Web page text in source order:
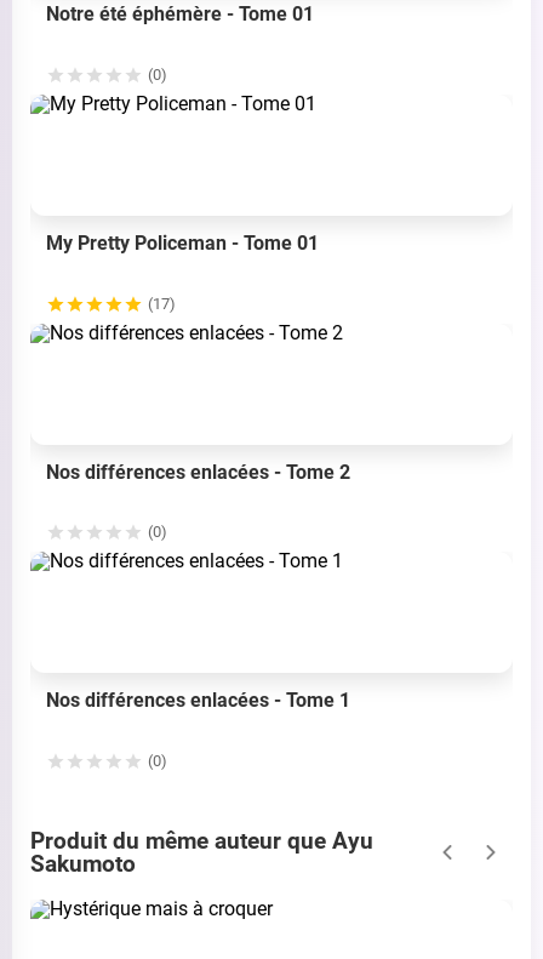
Notre été éphémère - Tome 01
(0)
My Pretty Policeman - Tome 01
(17)
Nos différences enlacées - Tome 2
(0)
Nos différences enlacées - Tome 1
(0)
Produit du même auteur que Ayu
Sakumoto